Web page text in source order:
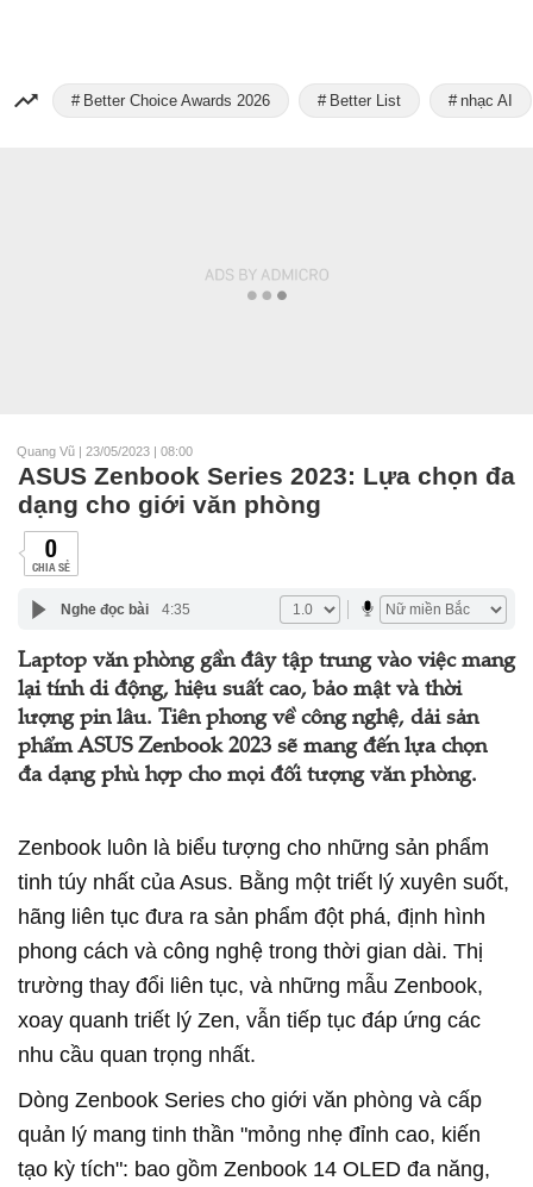
Better Choice Awards 2026 Better List nhạc AI
Quang Vũ | 23/05/2023 | 08:00
ASUS Zenbook Series 2023: Lựa chọn đa
dạng cho giới văn phòng
0
CHIA SẺ
Nghe đọc bài 4:35
Laptop văn phòng gần đây tập trung vào việc mang
lại tính di động, hiệu suất cao, bảo mật và thời
lượng pin lâu. Tiên phong về công nghệ, dải sản
phẩm ASUS Zenbook 2023 sẽ mang đến lựa chọn
đa dạng phù hợp cho mọi đối tượng văn phòng.
Zenbook luôn là biểu tượng cho những sản phẩm
tinh túy nhất của Asus. Bằng một triết lý xuyên suốt,
hãng liên tục đưa ra sản phẩm đột phá, định hình
phong cách và công nghệ trong thời gian dài. Thị
trường thay đổi liên tục, và những mẫu Zenbook,
xoay quanh triết lý Zen, vẫn tiếp tục đáp ứng các
nhu cầu quan trọng nhất.
Dòng Zenbook Series cho giới văn phòng và cấp
quản lý mang tinh thần "mỏng nhẹ đỉnh cao, kiến
tạo kỳ tích": bao gồm Zenbook 14 OLED đa năng,